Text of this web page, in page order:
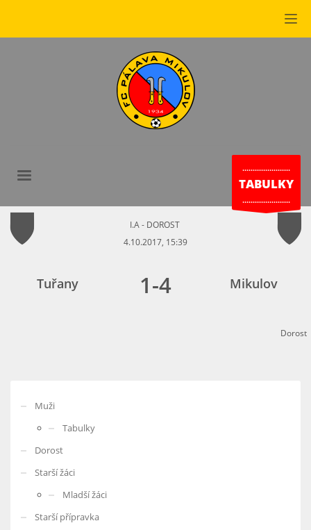
.......................
TABULKY
.......................
I.A - DOROST
4.10.2017, 15:39
Tuřany 1-4 Mikulov
Dorost
Muži
Tabulky
Dorost
Starší žáci
Mladší žáci
Starší přípravka